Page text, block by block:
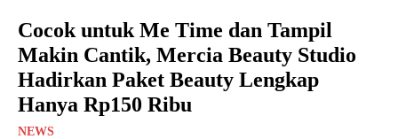
Cocok untuk Me Time dan Tampil
Makin Cantik, Mercia Beauty Studio
Hadirkan Paket Beauty Lengkap
Hanya Rp150 Ribu
NEWS